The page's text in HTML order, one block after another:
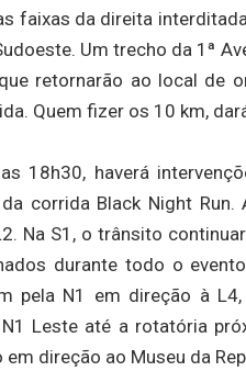
faixas da direita
Um trecho da 1ª
retornarão ao local de
Quem fizer os 10 km,
18h30, haverá
corrida Black Night
Na S1, o trânsito
durante todo o
pela N1 em direção à
Leste até a rotatória
direção ao Museu da